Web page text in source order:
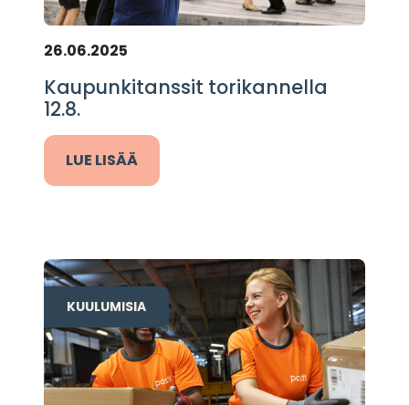
26.06.2025
Kaupunkitanssit torikannella
12.8.
LUE LISÄÄ
KUULUMISIA